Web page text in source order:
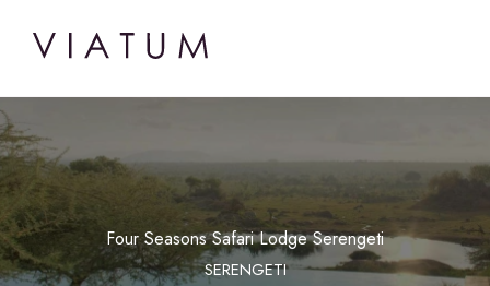
Four Seasons Safari Lodge Serengeti
SERENGETI